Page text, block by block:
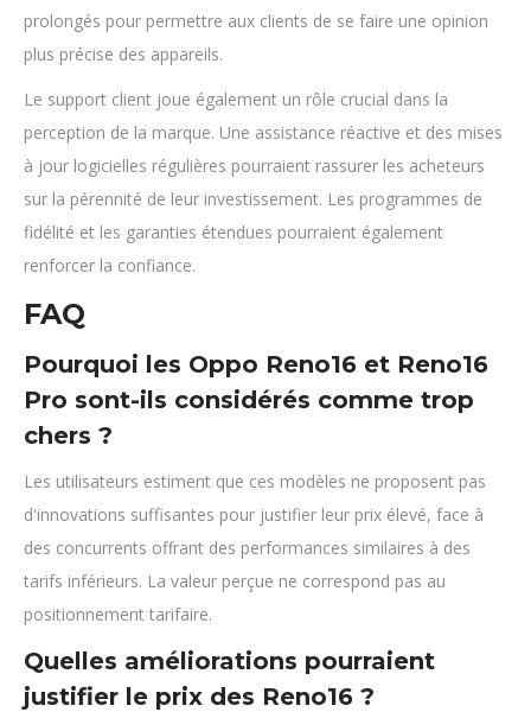
prolongés pour permettre aux clients de se faire une opinion
plus précise des appareils.
Le support client joue également un rôle crucial dans la
perception de la marque. Une assistance réactive et des mises
à jour logicielles régulières pourraient rassurer les acheteurs
sur la pérennité de leur investissement. Les programmes de
fidélité et les garanties étendues pourraient également
renforcer la confiance.
FAQ
Pourquoi les Oppo Reno16 et Reno16
Pro sont-ils considérés comme trop
chers ?
Les utilisateurs estiment que ces modèles ne proposent pas
d'innovations suffisantes pour justifier leur prix élevé, face à
des concurrents offrant des performances similaires à des
tarifs inférieurs. La valeur perçue ne correspond pas au
positionnement tarifaire.
Quelles améliorations pourraient
justifier le prix des Reno16 ?